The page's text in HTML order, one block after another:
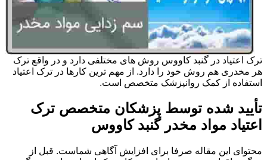
ترک اعتیاد در گنبد کاووس روش های مختلفی دارد و در واقع ترک
هر مخدری هم روش خود را دارد. از مهم ترین کارها در ترک اعتیاد
استفاده از کمک روانپزشک متخصص است.
تأیید شده توسط پزشکان متخصص ترک
اعتیاد مواد مخدر گنبد کاووس
محتوای این مقاله صرفا برای افزایش آگاهی شماست. قبل از